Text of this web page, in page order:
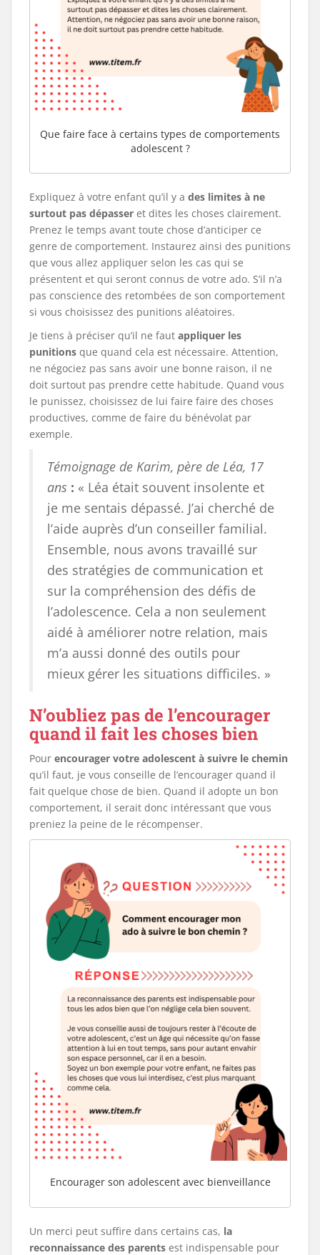
Que faire face à certains types de comportements
adolescent ?
Expliquez à votre enfant qu’il y a des limites à ne
surtout pas dépasser et dites les choses clairement.
Prenez le temps avant toute chose d’anticiper ce
genre de comportement. Instaurez ainsi des punitions
que vous allez appliquer selon les cas qui se
présentent et qui seront connus de votre ado. S’il n’a
pas conscience des retombées de son comportement
si vous choisissez des punitions aléatoires.
Je tiens à préciser qu’il ne faut appliquer les
punitions que quand cela est nécessaire. Attention,
ne négociez pas sans avoir une bonne raison, il ne
doit surtout pas prendre cette habitude. Quand vous
le punissez, choisissez de lui faire faire des choses
productives, comme de faire du bénévolat par
exemple.
Témoignage de Karim, père de Léa, 17
ans : « Léa était souvent insolente et
je me sentais dépassé. J’ai cherché de
l’aide auprès d’un conseiller familial.
Ensemble, nous avons travaillé sur
des stratégies de communication et
sur la compréhension des défis de
l’adolescence. Cela a non seulement
aidé à améliorer notre relation, mais
m’a aussi donné des outils pour
mieux gérer les situations difficiles. »
N’oubliez pas de l’encourager
quand il fait les choses bien
Pour encourager votre adolescent à suivre le chemin
qu’il faut, je vous conseille de l’encourager quand il
fait quelque chose de bien. Quand il adopte un bon
comportement, il serait donc intéressant que vous
preniez la peine de le récompenser.
Encourager son adolescent avec bienveillance
Un merci peut suffire dans certains cas, la
reconnaissance des parents est indispensable pour